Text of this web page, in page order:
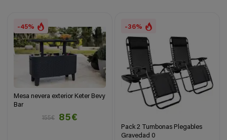
-45%
Mesa nevera exterior Keter Bevy
Bar
155€
85€
-36%
Pack 2 Tumbonas Plegables
Gravedad 0